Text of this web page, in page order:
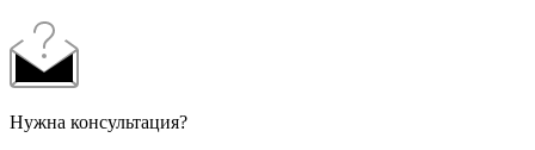
Нужна консультация?